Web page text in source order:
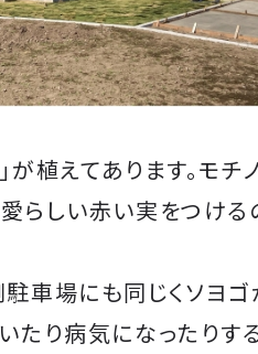
が植えてあります。モチ
らしい赤い実をつけ
車場にも同じくソヨゴ
たり病気になったりす